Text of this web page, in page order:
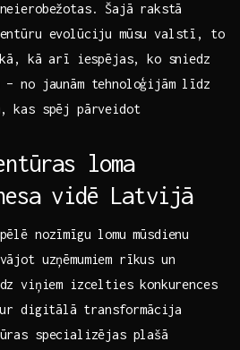
Šajā ‍rakstā
evolūciju mūsu valstī, to
kā arī iespējas, ko sniedz
no jaunām ​tehnoloģijām līdz
kas spēj‍ pārveidot
loma⁣
⁣vidē Latvijā
nozīmīgu⁤ lomu mūsdienu
uzņēmumiem rīkus⁢ un⁢
⁣viņiem izcelties konkurences
digitālā⁤ transformācija
specializējas plašā